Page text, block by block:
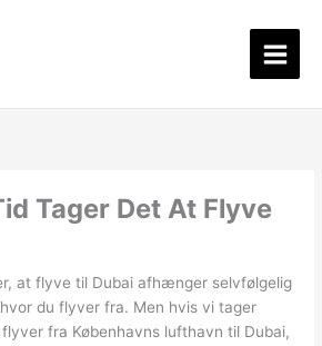
Tager Det At Flyve
at flyve til Dubai afhænger selvfølgelig
du flyver fra. Men hvis vi tager
fra Københavns lufthavn til Dubai,